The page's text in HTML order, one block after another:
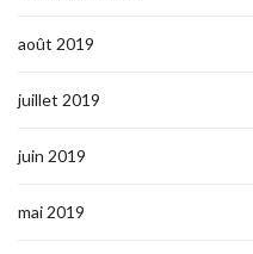
août 2019
juillet 2019
juin 2019
mai 2019